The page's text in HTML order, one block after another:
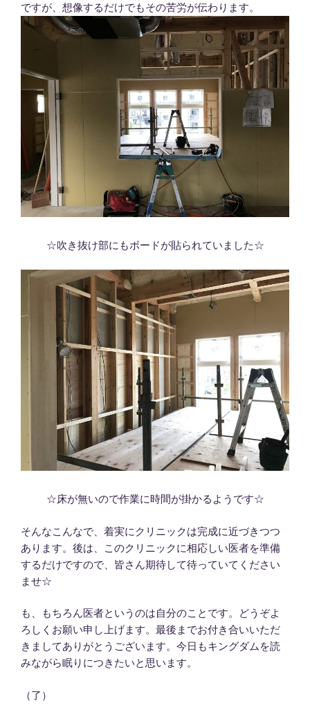
ですが、想像するだけでもその苦労が伝わります。
☆吹き抜け部にもボードが貼られていました☆
☆床が無いので作業に時間が掛かるようです☆
そんなこんなで、着実にクリニックは完成に近づきつつ
あります。後は、このクリニックに相応しい医者を準備
するだけですので、皆さん期待して待っていてください
ませ☆
も、もちろん医者というのは自分のことです。どうぞよ
ろしくお願い申し上げます。最後までお付き合いいただ
きましてありがとうございます。今日もキングダムを読
みながら眠りにつきたいと思います。
（了）